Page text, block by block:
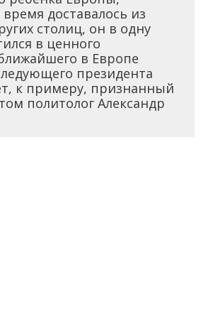
доставалось из
столиц, он в одну
в ценного
в Европе
президента
к примеру, признанный
политолог Александр